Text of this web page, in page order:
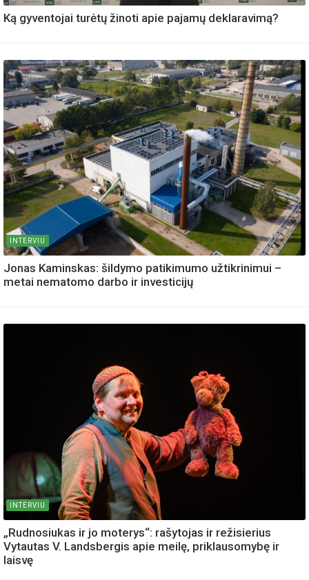
Ką gyventojai turėtų žinoti apie pajamų deklaravimą?
INTERVIU
Jonas Kaminskas: šildymo patikimumo užtikrinimui –
metai nematomo darbo ir investicijų
INTERVIU
„Rudnosiukas ir jo moterys“: rašytojas ir režisierius
Vytautas V. Landsbergis apie meilę, priklausomybę ir
laisvę